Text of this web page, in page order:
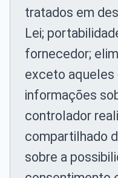
tratados em
Lei;
fornecedor;
exceto aqueles
informações
controlador
compartilhado
sobre a